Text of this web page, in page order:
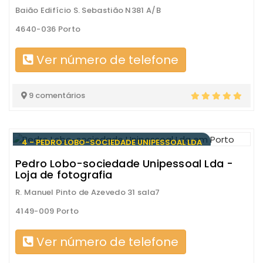
Baião Edifício S. Sebastião N381 A/B
4640-036 Porto
Ver número de telefone
9 comentários
4 - PEDRO LOBO-SOCIEDADE UNIPESSOAL LDA
Pedro Lobo-sociedade Unipessoal Lda -
Loja de fotografia
R. Manuel Pinto de Azevedo 31 sala7
4149-009 Porto
Ver número de telefone